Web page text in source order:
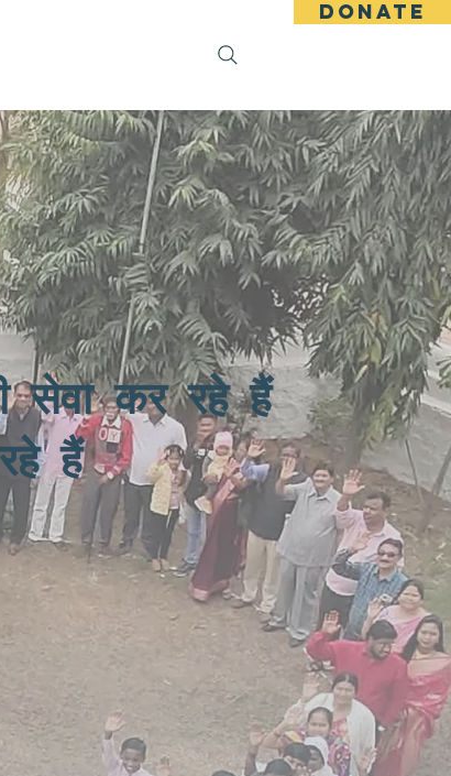
DONATE
Search Results
सेवा कर रहे हैं
हैं